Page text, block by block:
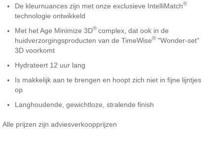
De kleurnuances zijn met onze exclusieve IntelliMatch®
technologie ontwikkeld
Met het Age Minimize 3D® complex, dat ook in de
huidverzorgingsproducten van de TimeWise® "Wonder-set"
3D voorkomt
Hydrateert 12 uur lang
Is makkelijk aan te brengen en hoopt zich niet in fijne lijntjes
op
Langhoudende, gewichtloze, stralende finish
Alle prijzen zijn adviesverkoopprijzen